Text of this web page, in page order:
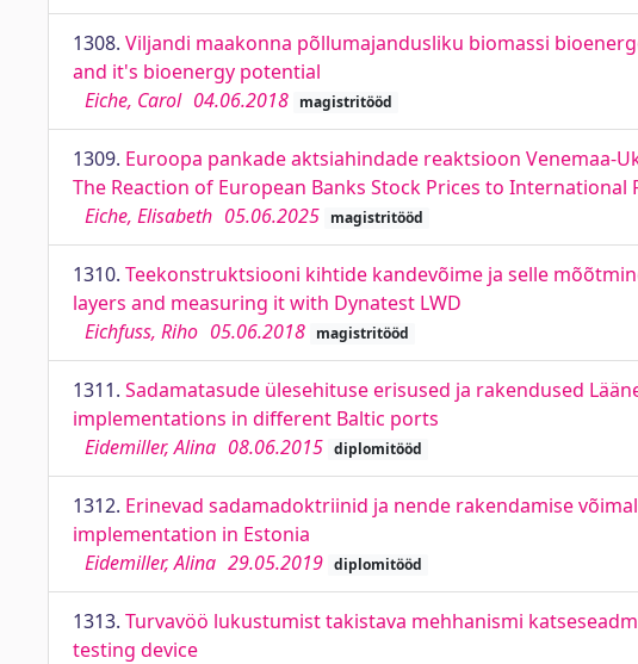
1308. Viljandi maakonna põllumajandusliku biomassi
and it's bioenergy potential
Eiche, Carol 04.06.2018 magistritööd
1309. Euroopa pankade aktsiahindade reaktsioon
The Reaction of European Banks Stock Prices to
Eiche, Elisabeth 05.06.2025 magistritööd
1310. Teekonstruktsiooni kihtide kandevõime ja selle
layers and measuring it with Dynatest LWD
Eichfuss, Riho 05.06.2018 magistritööd
1311. Sadamatasude ülesehituse erisused ja rakendused
implementations in different Baltic ports
Eidemiller, Alina 08.06.2015 diplomitööd
1312. Erinevad sadamadoktriinid ja nende rakendamise
implementation in Estonia
Eidemiller, Alina 29.05.2019 diplomitööd
1313. Turvavöö lukustumist takistava mehhanismi
testing device